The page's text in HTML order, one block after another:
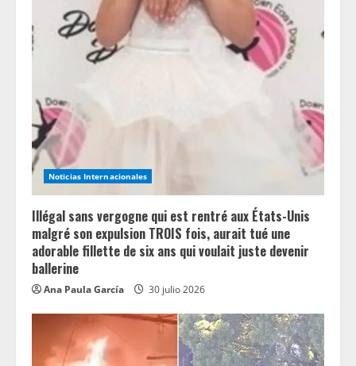
e
d
i
n
g
Noticias Internacionales
Illégal sans vergogne qui est rentré aux États-Unis
malgré son expulsion TROIS fois, aurait tué une
adorable fillette de six ans qui voulait juste devenir
ballerine
Ana Paula García 30 julio 2026